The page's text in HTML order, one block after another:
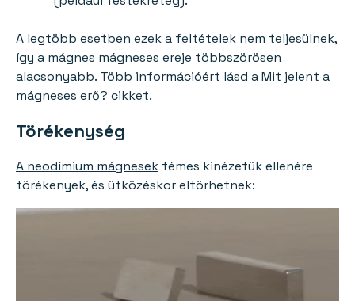
A legtöbb esetben ezek a feltételek nem teljesülnek,
így a mágnes mágneses ereje többszörösen
alacsonyabb. Több információért lásd aMit jelent a
mágneses erő? cikket.
Törékenység
A neodímium mágnesek fémes kinézetük ellenére
törékenyek, és ütközéskor eltörhetnek: